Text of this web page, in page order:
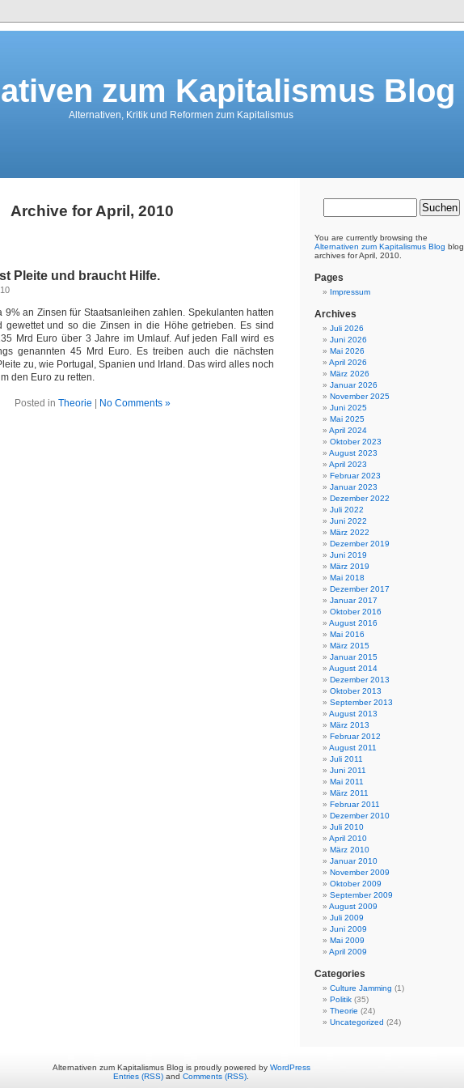
zum Kapitalismus Blog
Alternativen, Kritik und Reformen zum Kapitalismus
Archive for April, 2010
Pleite und braucht Hilfe.
9% an Zinsen für Staatsanleihen zahlen. Spekulanten hatten
gewettet und so die Zinsen in die Höhe getrieben. Es sind
Mrd Euro über 3 Jahre im Umlauf. Auf jeden Fall wird es
genannten 45 Mrd Euro. Es treiben auch die nächsten
zu, wie Portugal, Spanien und Irland. Das wird alles noch
den Euro zu retten.
Posted in Theorie No Comments »
You are currently browsing the
Alternativen zum Kapitalismus Blog blog
archives for April, 2010.
Pages
Impressum
Archives
Juli 2026
Juni 2026
Mai 2026
April 2026
März 2026
Januar 2026
November 2025
Juni 2025
Mai 2025
April 2024
Oktober 2023
August 2023
April 2023
Februar 2023
Januar 2023
Dezember 2022
Juli 2022
Juni 2022
März 2022
Dezember 2019
Juni 2019
März 2019
Mai 2018
Dezember 2017
Januar 2017
Oktober 2016
August 2016
Mai 2016
März 2015
Januar 2015
August 2014
Dezember 2013
Oktober 2013
September 2013
August 2013
März 2013
Februar 2012
August 2011
Juli 2011
Juni 2011
Mai 2011
März 2011
Februar 2011
Dezember 2010
Juli 2010
April 2010
März 2010
Januar 2010
November 2009
Oktober 2009
September 2009
August 2009
Juli 2009
Juni 2009
Mai 2009
April 2009
Categories
Culture Jamming (1)
Politik (35)
Theorie (24)
Uncategorized (24)
Alternativen zum Kapitalismus Blog is proudly powered by WordPress
Entries (RSS) and Comments (RSS)